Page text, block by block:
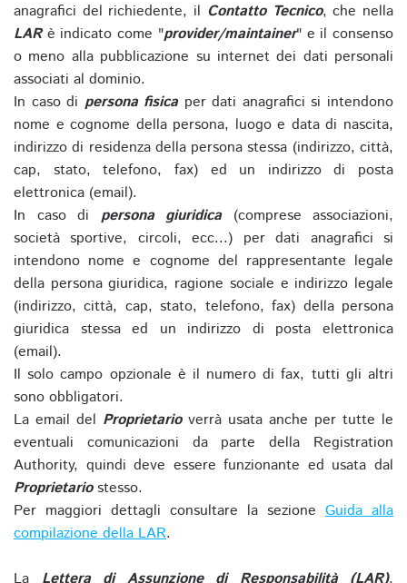
anagrafici del richiedente, il Contatto Tecnico, che nella
LARè indicato come "provider/maintainer" e il consenso
o meno alla pubblicazione su internet dei dati personali
associati al dominio.
In caso di persona fisicaper dati anagrafici si intendono
nome e cognome della persona, luogo e data di nascita,
indirizzo di residenza della persona stessa (indirizzo, città,
cap, stato, telefono, fax) ed un indirizzo di posta
elettronica (email).
In caso di persona giuridica(comprese associazioni,
società sportive, circoli, ecc...) per dati anagrafici si
intendono nome e cognome del rappresentante legale
della persona giuridica, ragione sociale e indirizzo legale
(indirizzo, città, cap, stato, telefono, fax) della persona
giuridica stessa ed un indirizzo di posta elettronica
(email).
Il solo campo opzionale è il numero di fax, tutti gli altri
sono obbligatori.
La email del Proprietarioverrà usata anche per tutte le
eventuali comunicazioni da parte della Registration
Authority, quindi deve essere funzionante ed usata dal
Proprietariostesso.
Per maggiori dettagli consultare la sezione Guida alla
compilazione della LAR.